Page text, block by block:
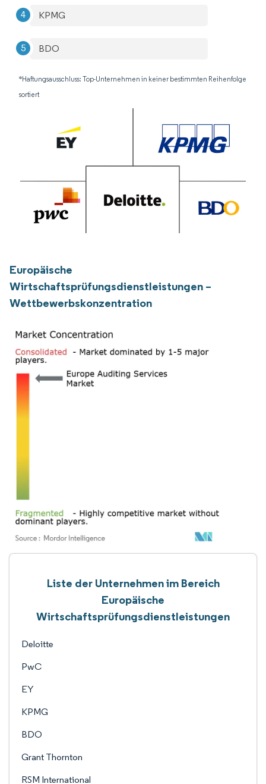
KPMG
BDO
*Haftungsausschluss: Top-Unternehmen in keiner bestimmten Reihenfolge
sortiert
Europäische
Wirtschaftsprüfungsdienstleistungen –
Wettbewerbskonzentration
Liste der Unternehmen im Bereich
Europäische
Wirtschaftsprüfungsdienstleistungen
Deloitte
PwC
EY
KPMG
BDO
Grant Thornton
RSM International